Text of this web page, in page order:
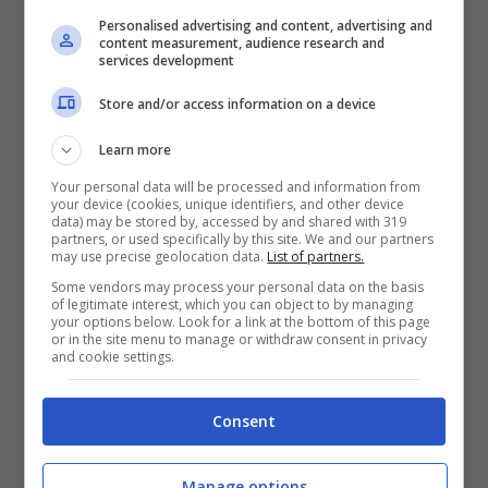
A febbraio del 2020 calca il palco del
Festival di Sanremocon la canzone
Musica (e il resto scompare)che
nonostante si classifica al ventunesimo
posto della classifica finale viene certificato
doppio platino diventando uno dei brani di
più successo della kermesse musicale.
Personalised advertising and content, advertising and
content measurement, audience research and
services development
Store and/or access information on a device
Learn more
Your personal data will be processed and information from
your device (cookies, unique identifiers, and other device
data) may be stored by, accessed by and shared with 319
partners, or used specifically by this site. We and our partners
may use precise geolocation data. List of partners.
Some vendors may process your personal data on the basis
of legitimate interest, which you can object to by managing
your options below. Look for a link at the bottom of this page
or in the site menu to manage or withdraw consent in privacy
and cookie settings.
Consent